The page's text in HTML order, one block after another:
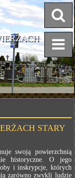
STARY
swoją powierzchnią
historyczne. O jego
i inskrypcje, których
zarówno zwykli ludzie